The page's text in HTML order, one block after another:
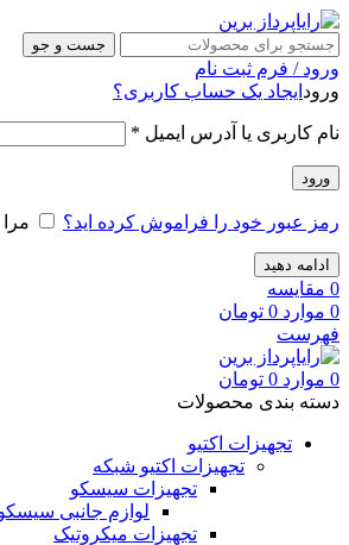
جست و جو
ورود / فرم ثبت نام
ورود ایجاد یک حساب کاربری؟
نام کاربری یا آدرس ایمیل *
ورود
رمز عبور خود را فراموش کرده اید؟
ادامه دهید
0 مقایسه
0 موارد 0 تومان
فهرست
0 موارد 0 تومان
دسته بندی محصولات
تجهیزات اکتیو
تجهیزات اکتیو شبکه
تجهیزات سیسکو
لوازم جانبی
تجهیزات میکروتیک